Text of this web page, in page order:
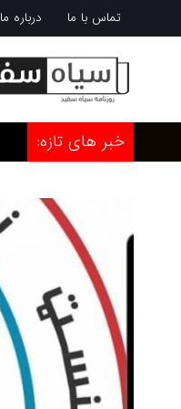
تماس با ما درباره ما
خبر های تازه: